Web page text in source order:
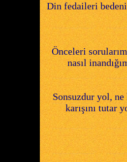
Din fedaileri bedeni
Önceleri
nasıl
Sonsuzdur yol,
karışını tutar